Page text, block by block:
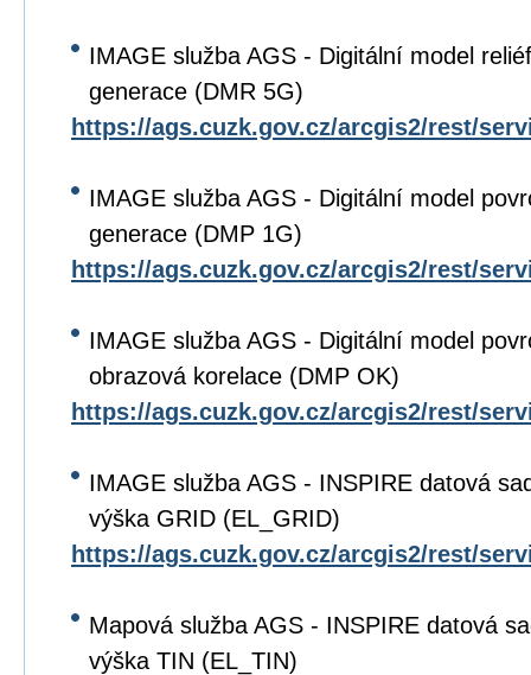
IMAGE služba AGS - Digitální model
generace (DMR 5G)
https://ags.cuzk.gov.cz/arcgis2/rest/
IMAGE služba AGS - Digitální model
generace (DMP 1G)
https://ags.cuzk.gov.cz/arcgis2/rest/
IMAGE služba AGS - Digitální model
obrazová korelace (DMP OK)
https://ags.cuzk.gov.cz/arcgis2/rest/
IMAGE služba AGS - INSPIRE datová
výška GRID (EL_GRID)
https://ags.cuzk.gov.cz/arcgis2/rest/
Mapová služba AGS - INSPIRE datová
výška TIN (EL_TIN)